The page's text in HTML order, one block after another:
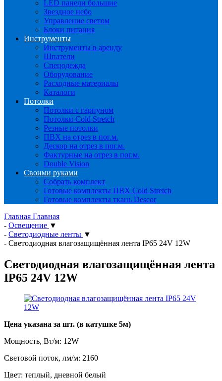
LED панели большие
Звездное небо
Управление светом
Блоки питания
Инструменты
Инструменты в аренду
Шпатели
Спецодежда
Оборудование
Расходные материалы
Каталоги
Потолки
Потолки с гарпуном
Потолки Cold Stretch
Резные потолки
ПВХ на отрез в пог.м.
Дескор на отрез в пог.м.
Фактурные на отрез в пог.м.
Double Vision
Своими руками
Собрать комплект
Готовые комплекты ПВХ Cold Stretch
Готовые комплекты ткань Descor
Главная Главная
- Освещение ▼
- Светодиодные ленты ▼
- Светодиодная влагозащищённая лента IP65 24V 12W
Светодиодная влагозащищённая лента
IP65 24V 12W
Цена указана за шт. (в катушке 5м)
Мощность, Вт/м: 12W
Световой поток, лм/м: 2160
Цвет: теплый, дневной белый